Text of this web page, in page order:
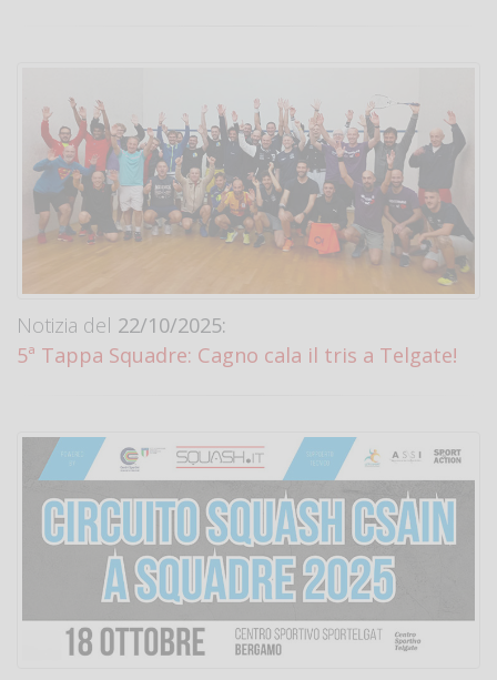
Notizia del 22/10/2025:
5ª Tappa Squadre: Cagno cala il tris a Telgate!